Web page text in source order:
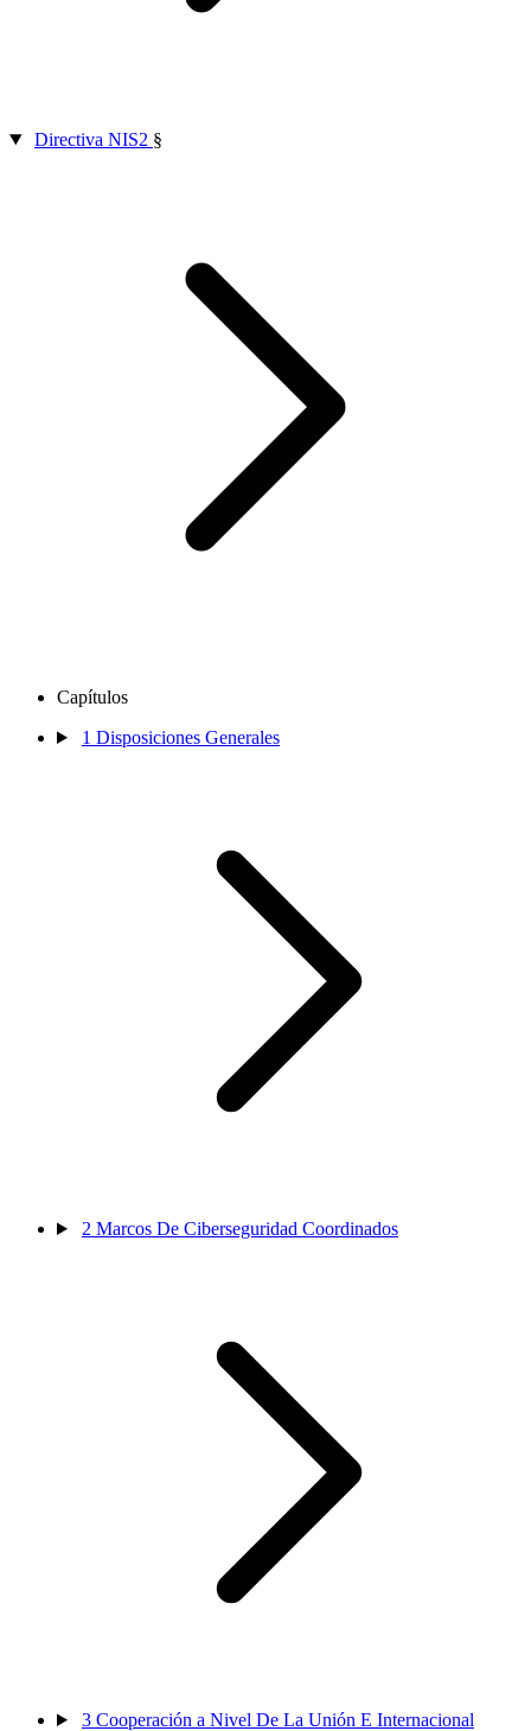
Directiva NIS2 §
Capítulos
1 Disposiciones Generales
2 Marcos De Ciberseguridad Coordinados
3 Cooperación a Nivel De La Unión E Internacional